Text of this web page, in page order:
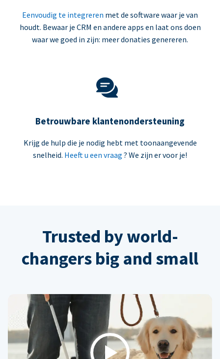
Eenvoudig te integreren met de software waar je van
houdt. Bewaar je CRM en andere apps en laat ons doen
waar we goed in zijn: meer donaties genereren.
Betrouwbare klantenondersteuning
Krijg de hulp die je nodig hebt met toonaangevende
snelheid. Heeft u een vraag ? We zijn er voor je!
Trusted by world-
changers big and small
Play